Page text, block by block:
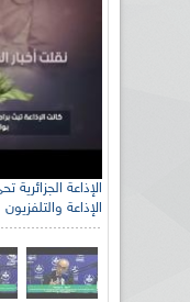
الإذاعة والتلفزيون